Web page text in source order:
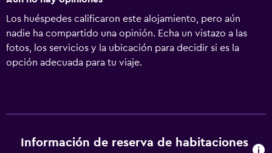
Los huéspedes calificaron este alojamiento, pero aún
nadie ha compartido una opinión. Echa un vistazo a las
fotos, los servicios y la ubicación para decidir si es la
opción adecuada para tu viaje.
Información de reserva de habitaciones